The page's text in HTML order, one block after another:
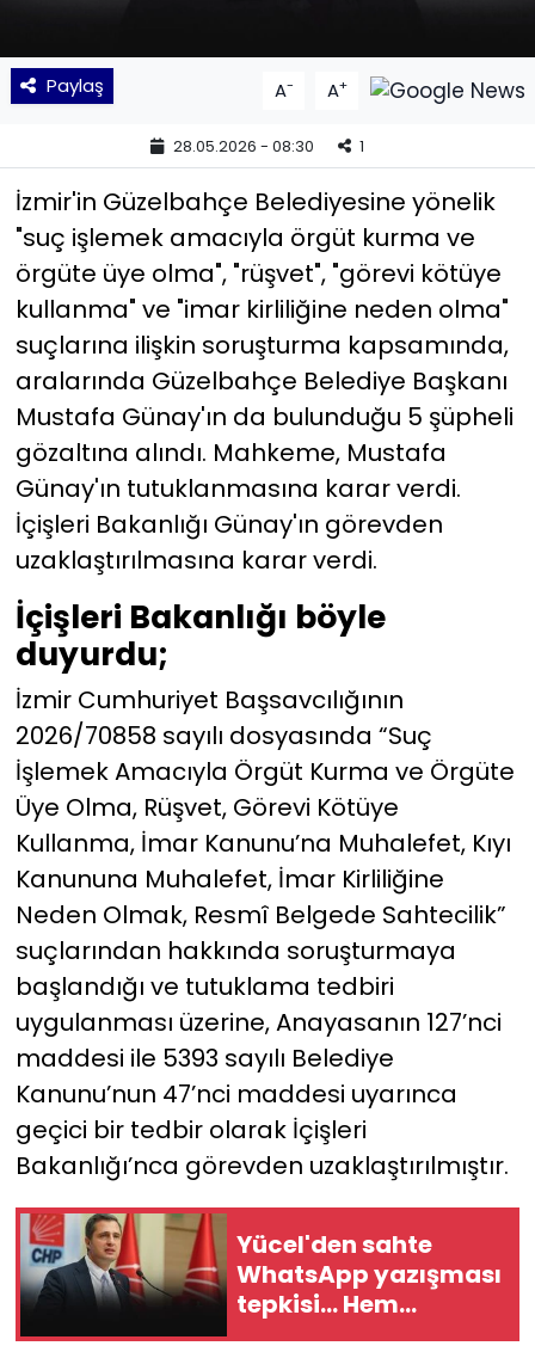
Paylaş A- A+
28.05.2026 - 08:30 1
İzmir'in Güzelbahçe Belediyesine yönelik
"suç işlemek amacıyla örgüt kurma ve
örgüte üye olma", "rüşvet", "görevi kötüye
kullanma" ve "imar kirliliğine neden olma"
suçlarına ilişkin soruşturma kapsamında,
aralarında Güzelbahçe Belediye Başkanı
Mustafa Günay'ın da bulunduğu 5 şüpheli
gözaltına alındı. Mahkeme, Mustafa
Günay'ın tutuklanmasına karar verdi.
İçişleri Bakanlığı Günay'ın görevden
uzaklaştırılmasına karar verdi.
İçişleri Bakanlığı böyle
duyurdu;
İzmir Cumhuriyet Başsavcılığının
2026/70858 sayılı dosyasında “Suç
İşlemek Amacıyla Örgüt Kurma ve Örgüte
Üye Olma, Rüşvet, Görevi Kötüye
Kullanma, İmar Kanunu’na Muhalefet, Kıyı
Kanununa Muhalefet, İmar Kirliliğine
Neden Olmak, Resmî Belgede Sahtecilik”
suçlarından hakkında soruşturmaya
başlandığı ve tutuklama tedbiri
uygulanması üzerine, Anayasanın 127’nci
maddesi ile 5393 sayılı Belediye
Kanunu’nun 47’nci maddesi uyarınca
geçici bir tedbir olarak İçişleri
Bakanlığı’nca görevden uzaklaştırılmıştır.
Yücel'den sahte
WhatsApp yazışması
tepkisi... Hem
üretenler hem
SPOR
TEKNOLOJİ
Yaşam
YEREL POLİTİKA
YEREL YÖNETİMLER
Yurt